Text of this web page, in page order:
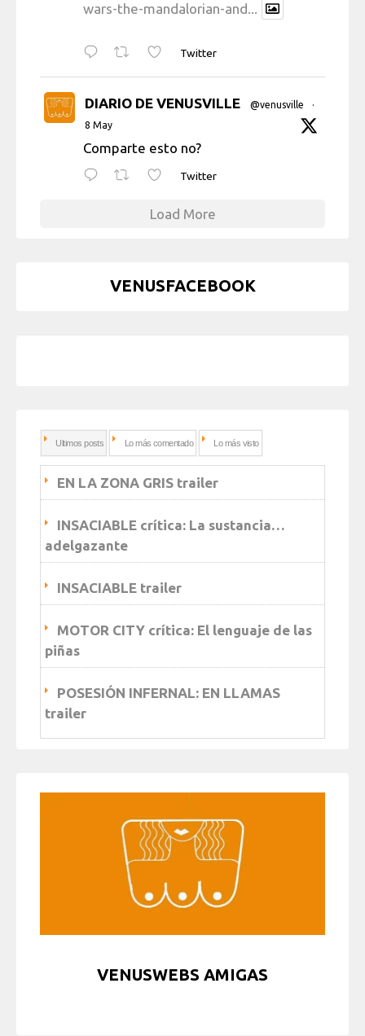
wars-the-mandalorian-and...
Twitter
DIARIO DE VENUSVILLE @venusville
·
8 May
Comparte esto no?
Twitter
Load More
VENUSFACEBOOK
Ultimos posts Lo más comentado Lo más visto
EN LA ZONA GRIS trailer
INSACIABLE crítica: La sustancia…
adelgazante
INSACIABLE trailer
MOTOR CITY crítica: El lenguaje de las
piñas
POSESIÓN INFERNAL: EN LLAMAS
trailer
VENUSWEBS AMIGAS